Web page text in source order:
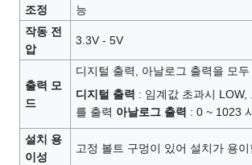
조정
능
작동 전
압
3.3V - 5V
출력 모
드
디지털 출력, 아날로그 출력을 모두
디지털 출력 : 임계값 초과시 LOW,
를 출력 아날로그 출력 : 0 ~ 1023
설치 용
이성
고정 볼트 구멍이 있어 설치가 용이